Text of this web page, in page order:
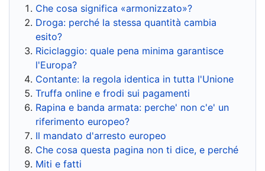
Che cosa significa «armonizzato»?
Droga: perché la stessa quantità cambia
esito?
Riciclaggio: quale pena minima garantisce
l'Europa?
Contante: la regola identica in tutta l'Unione
Truffa online e frodi sui pagamenti
Rapina e banda armata: perche' non c'e' un
riferimento europeo?
Il mandato d'arresto europeo
Che cosa questa pagina non ti dice, e perché
Miti e fatti